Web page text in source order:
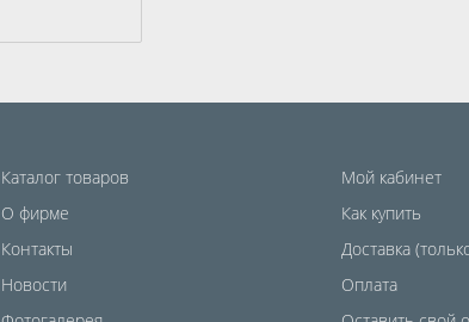
Каталог товаров
О фирме
Контакты
Новости
Мой кабинет
Как купить
Доставка
Оплата